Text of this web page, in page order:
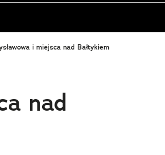
i miejsca nad Bałtykiem
nad